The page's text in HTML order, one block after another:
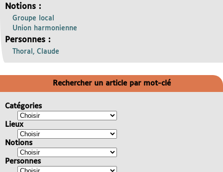
Notions :
Groupe local
Union harmonienne
Personnes :
Thoral, Claude
Rechercher un article par mot-clé
Catégories
Lieux
Notions
Personnes